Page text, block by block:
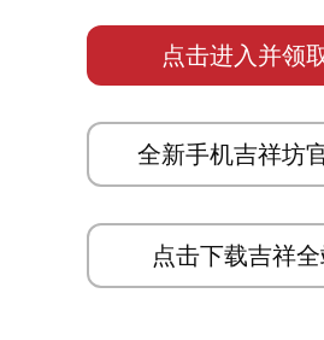
点击进入并领
全新手机吉祥坊
点击下载吉祥全